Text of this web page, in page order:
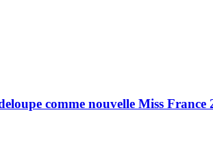
comme nouvelle Miss France